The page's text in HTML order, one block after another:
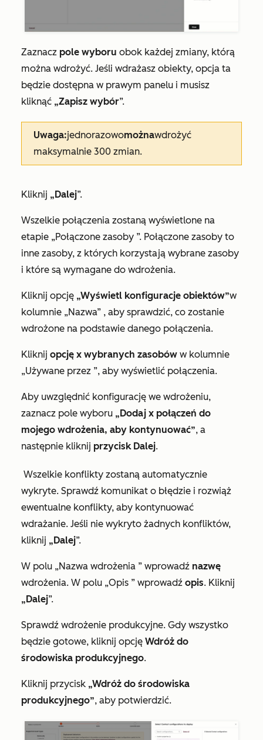
Zaznacz pole wyboru obok każdej zmiany, którą
można wdrożyć. Jeśli wdrażasz obiekty, opcja ta
będzie dostępna w prawym panelu i musisz
kliknąć „Zapisz wybór”.
Uwaga:jednorazowomożnawdrożyć
maksymalnie 300 zmian.
Kliknij „Dalej”.
Wszelkie połączenia zostaną wyświetlone na
etapie „Połączone zasoby ”. Połączone zasoby to
inne zasoby, z których korzystają wybrane zasoby
i które są wymagane do wdrożenia.
Kliknij opcję „Wyświetl konfiguracje obiektów”w
kolumnie „Nazwa” , aby sprawdzić, co zostanie
wdrożone na podstawie danego połączenia.
Kliknij opcję x wybranych zasobów w kolumnie
„Używane przez ”, aby wyświetlić połączenia.
Aby uwzględnić konfigurację we wdrożeniu,
zaznacz pole wyboru „Dodaj x połączeń do
mojego wdrożenia, aby kontynuować”, a
następnie kliknij przycisk Dalej.
Wszelkie konflikty zostaną automatycznie
wykryte. Sprawdź komunikat o błędzie i rozwiąż
ewentualne konflikty, aby kontynuować
wdrażanie. Jeśli nie wykryto żadnych konfliktów,
kliknij „Dalej”.
W polu „Nazwa wdrożenia ” wprowadź nazwę
wdrożenia. W polu „Opis ” wprowadź opis. Kliknij
„Dalej”.
Sprawdź wdrożenie produkcyjne. Gdy wszystko
będzie gotowe, kliknij opcję Wdróż do
środowiska produkcyjnego.
Kliknij przycisk „Wdróż do środowiska
produkcyjnego”, aby potwierdzić.